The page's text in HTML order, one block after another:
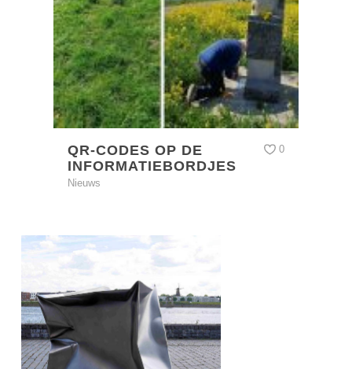
QR-CODES OP DE
INFORMATIEBORDJES
Nieuws
0